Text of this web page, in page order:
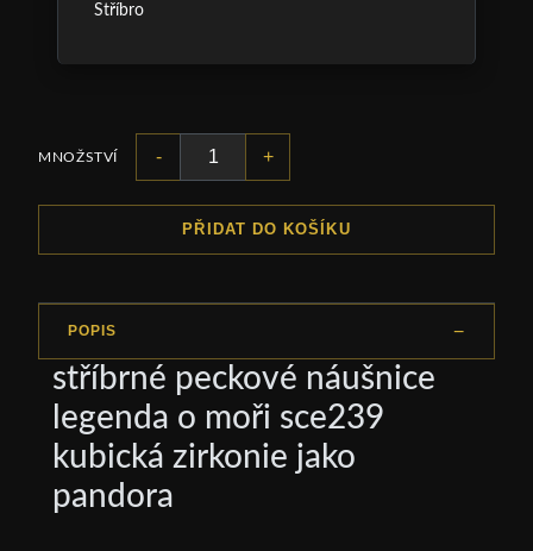
Stříbro
MNOŽSTVÍ - +
PŘIDAT DO KOŠÍKU
POPIS
stříbrné peckové náušnice
legenda o moři sce239
kubická zirkonie jako
pandora